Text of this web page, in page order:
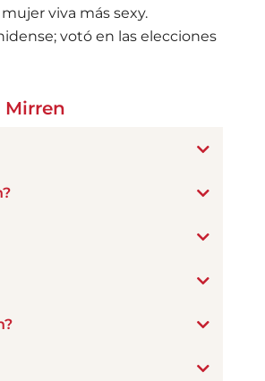
viva más sexy.
votó en las elecciones
Mirren